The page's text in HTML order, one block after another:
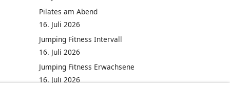
Pilates am Abend
16. Juli 2026
Jumping Fitness Intervall
16. Juli 2026
Jumping Fitness Erwachsene
16. Juli 2026